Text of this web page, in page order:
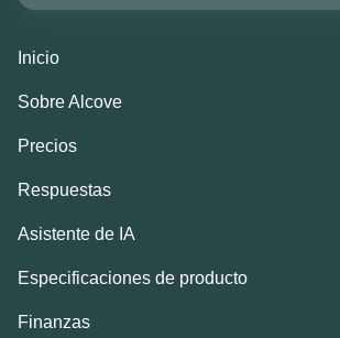
Inicio
Sobre Alcove
Precios
Respuestas
Asistente de IA
Especificaciones de producto
Finanzas